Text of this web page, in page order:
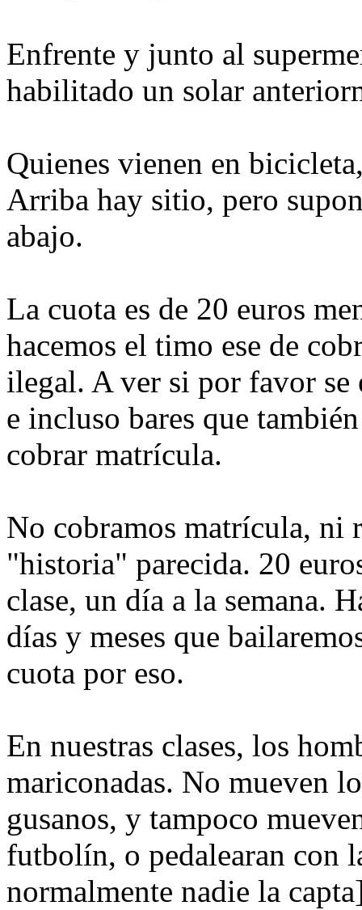
Enfrente y junto al
habilitado un solar
Quienes vienen en
Arriba hay sitio, pero
abajo.
La cuota es de 20 euros
hacemos el timo ese de
ilegal. A ver si por favor se
e incluso bares que
cobrar matrícula.
No cobramos matrícula, ni
"historia" parecida. 20
clase, un día a la semana.
días y meses que
cuota por eso.
En nuestras clases, los
mariconadas. No mueven
gusanos, y tampoco
futbolín, o pedalearan con
normalmente nadie la